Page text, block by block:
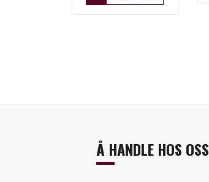
Å HANDLE HOS OSS